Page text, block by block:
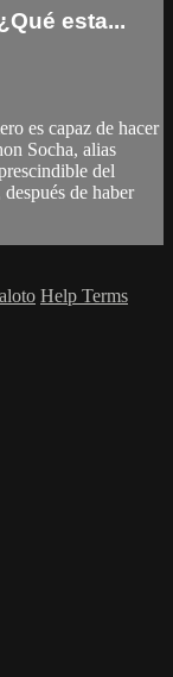
esta...
es capaz de hacer
Socha, alias
del
de haber
Help Terms